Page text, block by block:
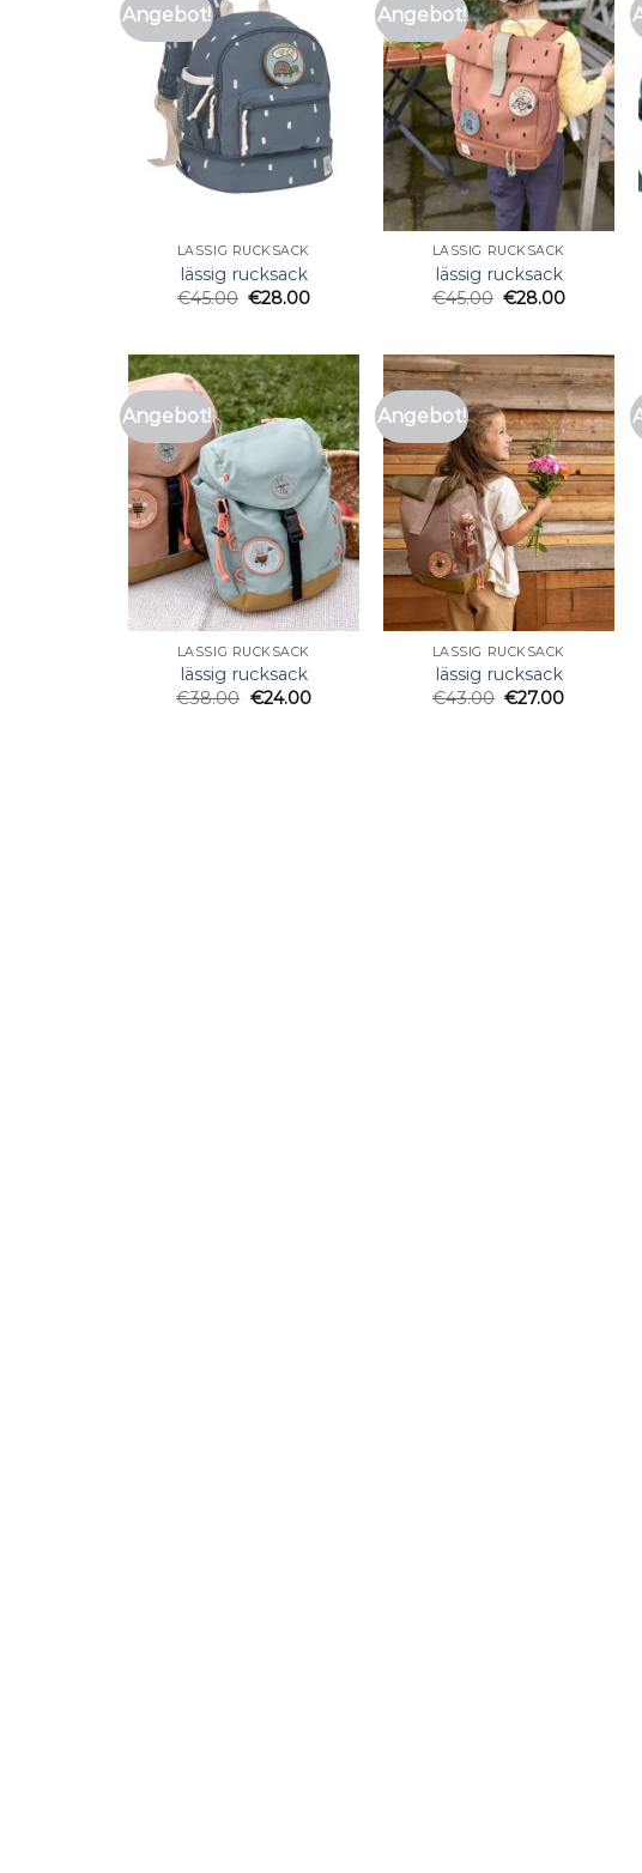
Angebot!
LÄSSIG RUCKSACK
lässig rucksack
€45.00 €28.00
Angebot!
LÄSSIG RUCKSACK
lässig rucksack
€45.00 €28.00
Angebot!
LÄSSIG RUCKSACK
lässig rucksack
€38.00 €24.00
Angebot!
LÄSSIG RUCKSACK
lässig rucksack
€43.00 €27.00